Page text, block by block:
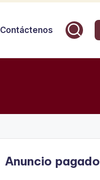
Contáctenos
Anuncio pagado